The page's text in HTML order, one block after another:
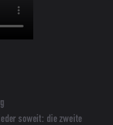
soweit: die zweite